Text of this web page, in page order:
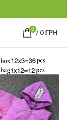
0 / 0ГРН